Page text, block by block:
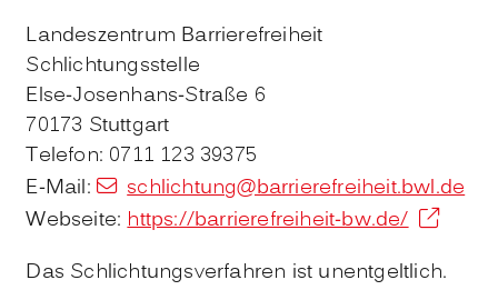
Landeszentrum Barrierefreiheit
Schlichtungsstelle
Else-Josenhans-Straße 6
70173 Stuttgart
Telefon: 0711 123 39375
E-Mail:
schlichtung@barrierefreiheit.bwl.de
Webseite:https://barrierefreiheit-bw.de/
Das Schlichtungsverfahren ist unentgeltlich.